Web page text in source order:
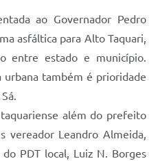
ao Governador Pedro
asfáltica para Alto Taquari,
entre estado e município.
urbana também é prioridade
além do prefeito
vereador Leandro Almeida,
PDT local, Luiz N. Borges